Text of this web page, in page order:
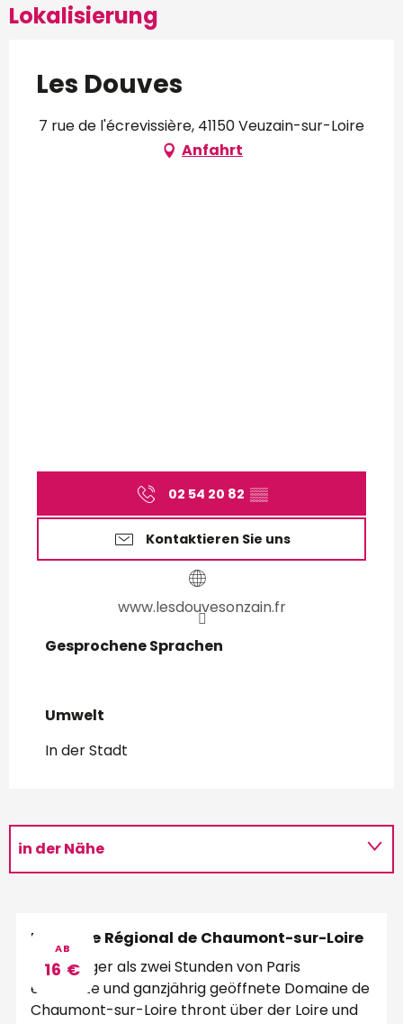
Lokalisierung
Les Douves
7 rue de l'écrevissière, 41150 Veuzain-sur-Loire
Anfahrt
02 54 20 82 ▒▒
Kontaktieren Sie uns
www.lesdouvesonzain.fr
Gesprochene Sprachen
Gesprochene Sprachen
Umwelt
Umwelt
In der Stadt
in der Nähe
AB
16 €
Domaine Régional de Chaumont-sur-Loire
Die weniger als zwei Stunden von Paris
entfernte und ganzjährig geöffnete Domaine de
Chaumont-sur-Loire thront über der Loire und